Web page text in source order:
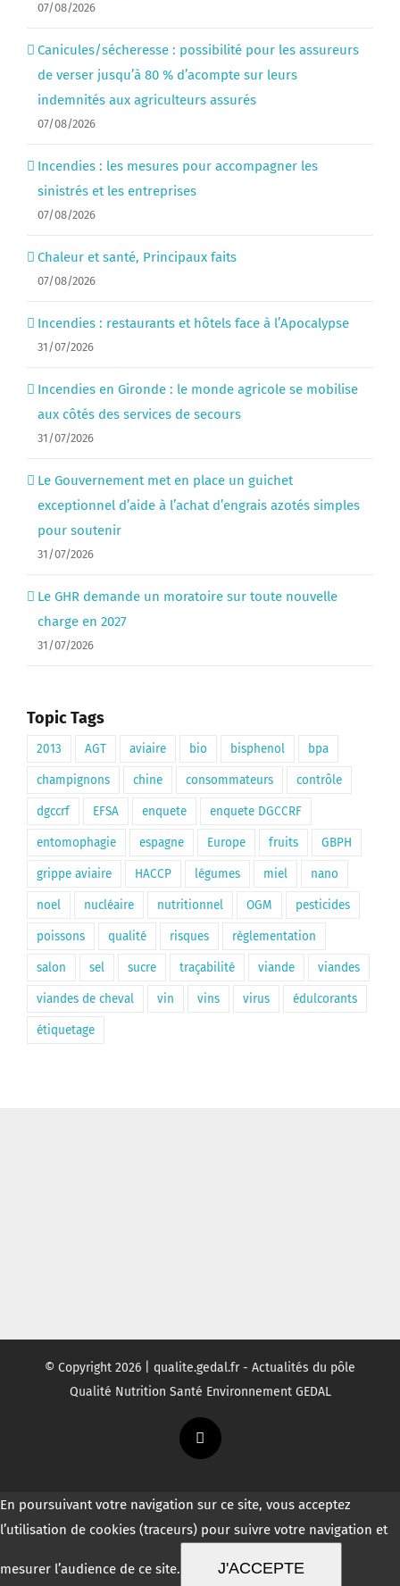
07/08/2026
Canicules/sécheresse : possibilité pour les assureurs
de verser jusqu’à 80 % d’acompte sur leurs
indemnités aux agriculteurs assurés
07/08/2026
Incendies : les mesures pour accompagner les
sinistrés et les entreprises
07/08/2026
Chaleur et santé, Principaux faits
07/08/2026
Incendies : restaurants et hôtels face à l’Apocalypse
31/07/2026
Incendies en Gironde : le monde agricole se mobilise
aux côtés des services de secours
31/07/2026
Le Gouvernement met en place un guichet
exceptionnel d’aide à l’achat d’engrais azotés simples
pour soutenir
31/07/2026
Le GHR demande un moratoire sur toute nouvelle
charge en 2027
31/07/2026
Topic Tags
2013 AGT aviaire bio bisphenol bpa
champignons chine consommateurs contrôle
dgccrf EFSA enquete enquete DGCCRF
entomophagie espagne Europe fruits GBPH
grippe aviaire HACCP légumes miel nano
noel nucléaire nutritionnel OGM pesticides
poissons qualité risques règlementation
salon sel sucre traçabilité viande viandes
viandes de cheval vin vins virus édulcorants
étiquetage
© Copyright 2026 | qualite.gedal.fr - Actualités du pôle
Qualité Nutrition Santé Environnement GEDAL
Twitter
En poursuivant votre navigation sur ce site, vous acceptez
l’utilisation de cookies (traceurs) pour suivre votre navigation et
mesurer l’audience de ce site. J'ACCEPTE